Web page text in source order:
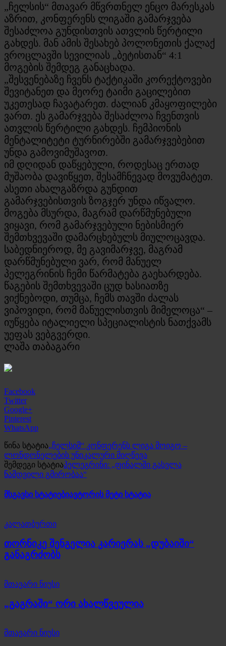
„ჩელსის“ მთავარ მწვრთნელ ენცო მარესკას
აზრით, კონფერენს ლიგაში გამარჯვება
შესაძლოა გუნდისთვის ათვლის წერტილი
გახდეს. მან ამის შესახებ პოლონეთის ქალაქ
ვროცლავში სევილიას „ბეტისთან“ 4:1
მოგების შემდეგ განაცხადა.
„შესვენებაზე ჩვენს ტაქტიკაში კორექტოვები
შევიტანეთ და მეორე ტაიმი გაცილებით
უკეთესად ჩავატარეთ. ძალიან კმაყოფილები
ვართ. ეს გამარჯვება შესაძლოა ჩვენთვის
ათვლის წერტილი გახდეს. ჩემპიონის
მენტალიტეტი ტურნირებში გამარჯვებებით
უნდა გამოვიმუშავოთ.
იმ დღიდან დაწყებული, როდესაც ერთად
მუშაობა დავიწყეთ, შესამჩნევად მოვუმატეთ.
ასეთი ახალგაზრდა გუნდით
გამარჯვებისთვის ზოგჯერ უნდა იწვალო.
მოგება მსურდა, მაგრამ დარწმუნებული
ვიყავი, რომ გამარჯვებული ნებისმიერ
შემთხვევაში დამარცხებულს მიულოცავდა.
საბედნიეროდ, მე გავიმარჯვე, მაგრამ
დარწმუნებული ვარ, რომ მანუელ
პელეგრინის ჩემი წარმატება გაეხარდება.
წაგების შემთხვევაში ცუდ ხასიათზე
ვიქნებოდი, თუმცა, ჩემს თავში ძალას
ვიპოვიდი, რომ მანუელისთვის მიმელოცა“ –
იუწყება იტალიელი სპეციალისტის ნათქვამს
უეფას ვებგვერდი.
ლაშა თაბაგარი
Facebook
Twitter
Google+
Pinterest
WhatsApp
წინა სტატია„ჩელსიმ“ კონფერენს ლიგა მოიგო –
ლონდონელების უნიკალური მიღწევა
შემდეგი სტატიაპელეგრინი: „ფინალში გასვლა
ნამდვილი გმირობაა“
მსგავსი სტატიებიავტორის მეტი სტატია
კალათბურთი
თორნიკე შენგელია კარიერას „დუბაიში“
განაგრძობს
მთავარი ნიუსი
„გაგრაში“ ორი ახალწვეულია
მთავარი ნიუსი